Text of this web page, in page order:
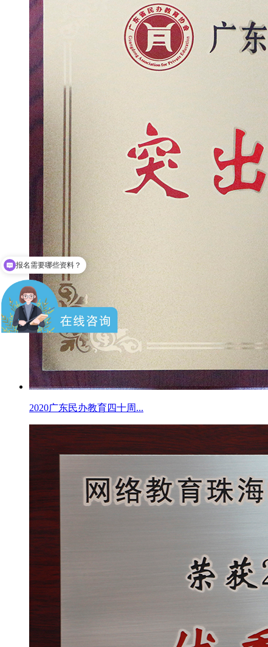
2020广东民办教育四十周...
成人高考难不？